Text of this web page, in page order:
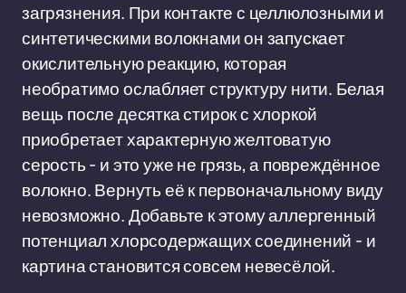
загрязнения. При контакте с целлюлозными и
синтетическими волокнами он запускает
окислительную реакцию, которая
необратимо ослабляет структуру нити. Белая
вещь после десятка стирок с хлоркой
приобретает характерную желтоватую
серость - и это уже не грязь, а повреждённое
волокно. Вернуть её к первоначальному виду
невозможно. Добавьте к этому аллергенный
потенциал хлорсодержащих соединений - и
картина становится совсем невесёлой.